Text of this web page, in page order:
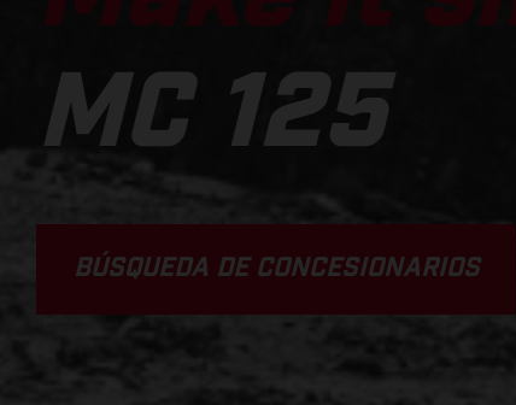
MC 125
BÚSQUEDA DE CONCESIONARIOS